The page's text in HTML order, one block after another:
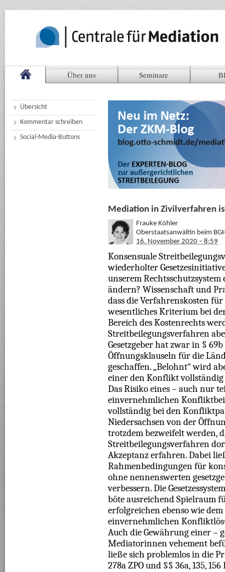
Über uns Seminare
Übersicht
Kommentar schreiben
Social-Media-Buttons
Mediation in Zivilverfahren
Frauke Köhler
Oberstaatsanwältin beim
16. November 2020 – 8:59
Konsensuale
wiederholter
unserem
ändern? Wissenschaft und
dass die Verfahrenskosten
wesentliches Kriterium bei
Bereich des Kostenrechts
Streitbeilegungsverfahren
Gesetzgeber hat zwar in § 69b
Öffnungsklauseln für die
geschaffen. „Belohnt“ wird
einer den Konflikt
Das Risiko eines – auch nur
einvernehmlichen
vollständig bei den
Niedersachsen von der
trotzdem bezweifelt werden,
Streitbeilegungsverfahren
Akzeptanz erfahren. Dabei
Rahmenbedingungen für
ohne nennenswerten
verbessern. Die
böte ausreichend Spielraum
erfolgreichen ebenso wie
einvernehmlichen
Auch die Gewährung einer –
Mediatorinnen vehement
ließe sich problemlos in die
278a ZPO und §§ 36a, 135,